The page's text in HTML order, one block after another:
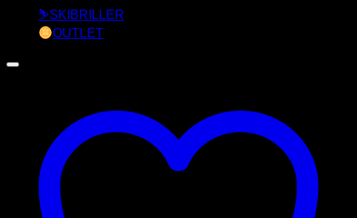
⛷️SKIBRILLER
OUTLET